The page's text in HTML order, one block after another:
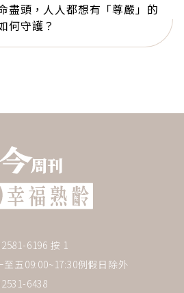
盡頭，人人都想有「尊嚴」的
何守護？
6196 按 1
五09:00~17:30例假日除外
6438